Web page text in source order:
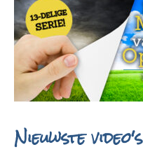
Nieuwste video's